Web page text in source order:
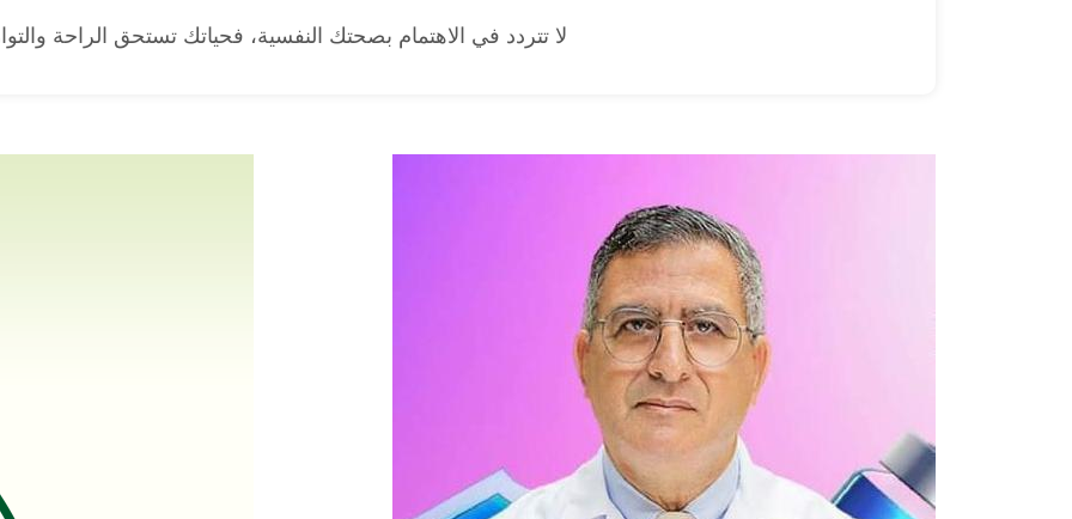
لا تتردد في الاهتمام بصحتك النفسية، فحياتك تستحق الراحة